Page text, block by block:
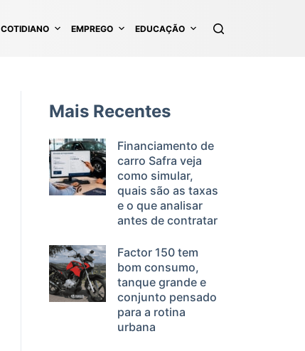
COTIDIANO EMPREGO EDUCAÇÃO
Mais Recentes
Financiamento de
carro Safra veja
como simular,
quais são as taxas
e o que analisar
antes de contratar
Factor 150 tem
bom consumo,
tanque grande e
conjunto pensado
para a rotina
urbana